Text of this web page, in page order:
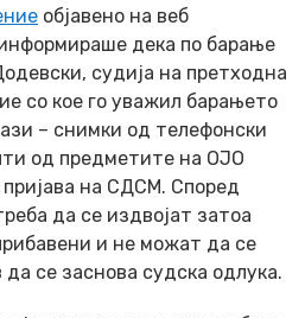
објавено на веб
дека по барање
судија на претходна
со кое го уважил барањето
– снимки од телефонски
од предметите на ОЈО
на СДСМ. Според
да се издвојат затоа
и не можат да се
се заснова судска одлука.